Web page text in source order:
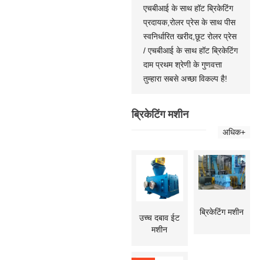
एचबीआई के साथ हॉट ब्रिकेटिंग
प्रदायक,रोलर प्रेस के साथ पीस
स्वनिर्धारित खरीद,छूट रोलर प्रेस
/ एचबीआई के साथ हॉट ब्रिकेटिंग
दाम प्रथम श्रेणी के गुणवत्ता
तुम्हारा सबसे अच्छा विकल्प है!
ब्रिकेटिंग मशीन
अधिक+
उच्च दबाव ईट
मशीन
ब्रिकेटिंग मशीन